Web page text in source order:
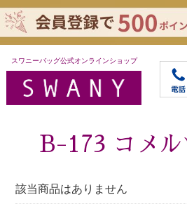
スワニーバッグ公式オンラインショップ
B-173 コメル
該当商品はありません